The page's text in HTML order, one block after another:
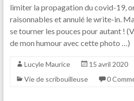
limiter la propagation du covid-19,
raisonnables et annulé le write-in.
se tourner les pouces pour autant !
de mon humour avec cette photo …)
Lucyle Maurice
15 avril 2020
Vie de scribouilleuse
0